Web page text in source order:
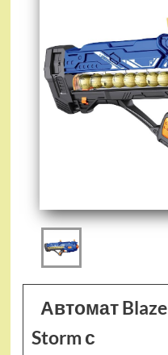
Автомат Blaze
Storm с